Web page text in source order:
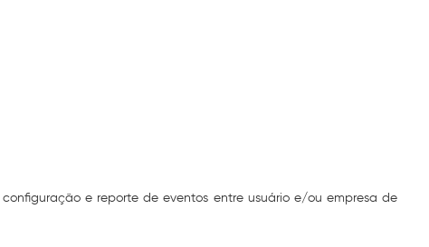
e reporte de eventos entre usuário e/ou empresa de